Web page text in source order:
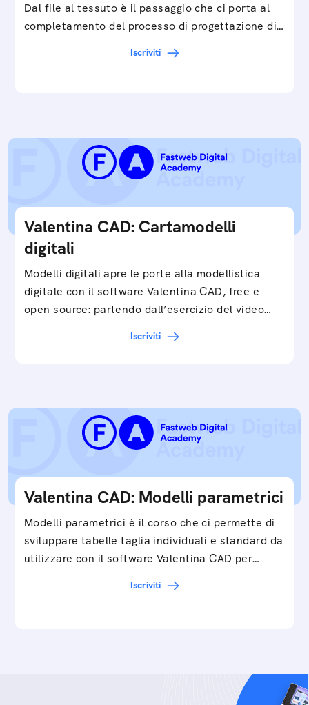
Dal file al tessuto è il passaggio che ci porta al
completamento del processo di progettazione di
Iscriviti
Valentina CAD: Cartamodelli
digitali
Modelli digitali apre le porte alla modellistica
digitale con il software Valentina CAD, free e
open source: partendo dall’esercizio del video…
Iscriviti
Valentina CAD: Modelli parametrici
Modelli parametrici è il corso che ci permette di
sviluppare tabelle taglia individuali e standard da
utilizzare con il software Valentina CAD per…
Iscriviti